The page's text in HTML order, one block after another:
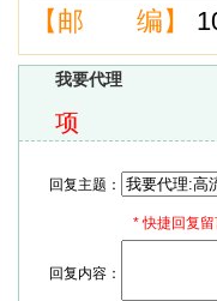
【邮 编】
我要代理
项
回复主题：
*快捷回复留
回复内容：